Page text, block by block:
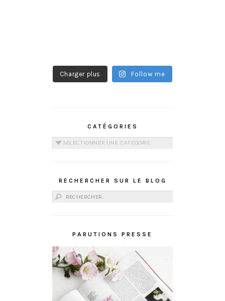
Charger plus Follow me
CATÉGORIES
Catégories
RECHERCHER SUR LE BLOG
Rechercher :
PARUTIONS PRESSE